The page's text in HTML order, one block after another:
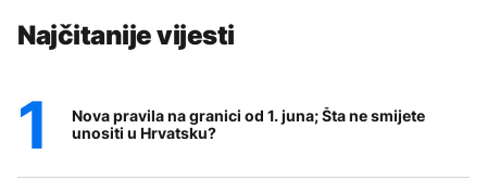
Najčitanije vijesti
Nova pravila na granici od 1. juna; Šta ne smijete
unositi u Hrvatsku?